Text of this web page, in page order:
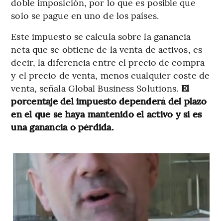
solo se pague en uno de los países.
Este impuesto se calcula sobre la ganancia
neta que se obtiene de la venta de activos, es
decir, la diferencia entre el precio de compra
y el precio de venta, menos cualquier coste de
venta, señala Global Business Solutions. El
porcentaje del impuesto dependerá del plazo
en el que se haya mantenido el activo y si es
una ganancia o pérdida.